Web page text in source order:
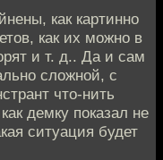
как картинно
как их можно в
и т. д.. Да и сам
сложной, с
что-нить
демку показал не
ситуация будет